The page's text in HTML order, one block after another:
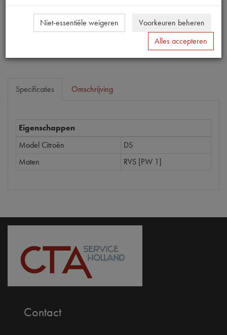
Dit product kan op dit moment niet besteld worden
Mail ons
Specificaties Omschrijving
Eigenschappen
Model Citroën
DS
Maten
RVS [PW 1]
Contact
Niet-essentiële weigeren
Voorkeuren beheren
Alles accepteren